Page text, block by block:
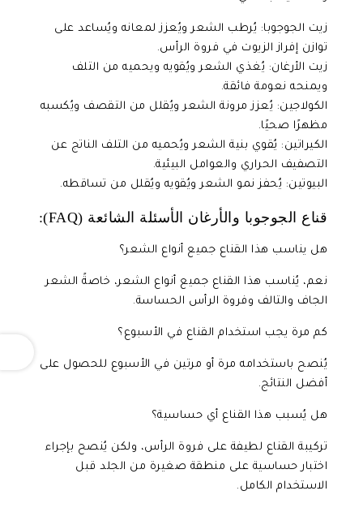
زيت الجوجوبا: يُرطب الشعر ويُعزز لمعانه ويُساعد على
توازن إفراز الزيوت في فروة الرأس.
زيت الأرغان: يُغذي الشعر ويُقويه ويحميه من التلف
ويمنحه نعومة فائقة.
الكولاجين: يُعزز مرونة الشعر ويُقلل من التقصف ويُكسبه
مظهرًا صحيًا.
الكيراتين: يُقوي بنية الشعر ويُحميه من التلف الناتج عن
التصفيف الحراري والعوامل البيئية.
البيوتين: يُحفز نمو الشعر ويُقويه ويُقلل من تساقطه.
قناع الجوجوبا والأرغان الأسئلة الشائعة (FAQ):
هل يناسب هذا القناع جميع أنواع الشعر؟
نعم، يُناسب هذا القناع جميع أنواع الشعر، خاصةً الشعر
الجاف والتالف وفروة الرأس الحساسة.
كم مرة يجب استخدام القناع في الأسبوع؟
يُنصح باستخدامه مرة أو مرتين في الأسبوع للحصول على
أفضل النتائج.
هل يُسبب هذا القناع أي حساسية؟
تركيبة القناع لطيفة على فروة الرأس، ولكن يُنصح بإجراء
اختبار حساسية على منطقة صغيرة من الجلد قبل
الاستخدام الكامل.